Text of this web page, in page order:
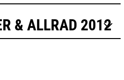
& ALLRAD 2012